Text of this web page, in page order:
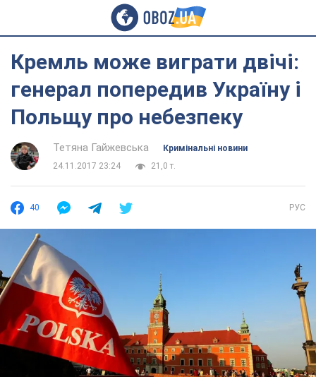
Кремль може виграти двічі:
генерал попередив Україну і
Польщу про небезпеку
Тетяна Гайжевська
Кримінальні новини
24.11.2017 23:24
21,0 т.
40 РУС